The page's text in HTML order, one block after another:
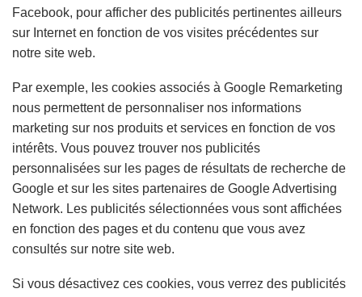
Facebook, pour afficher des publicités pertinentes ailleurs
sur Internet en fonction de vos visites précédentes sur
notre site web.
Par exemple, les cookies associés à Google Remarketing
nous permettent de personnaliser nos informations
marketing sur nos produits et services en fonction de vos
intérêts. Vous pouvez trouver nos publicités
personnalisées sur les pages de résultats de recherche de
Google et sur les sites partenaires de Google Advertising
Network. Les publicités sélectionnées vous sont affichées
en fonction des pages et du contenu que vous avez
consultés sur notre site web.
Si vous désactivez ces cookies, vous verrez des publicités